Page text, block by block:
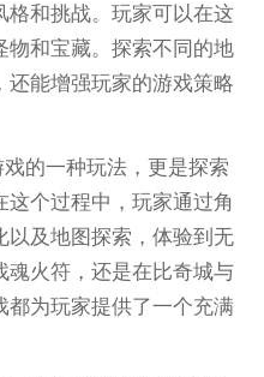
格和挑战。玩家可以在这
物和宝藏。探索不同的地
还能增强玩家的游戏策略
的一种玩法，更是探索
个过程中，玩家通过角
以及地图探索，体验到无
魂火符，还是在比奇城与
为玩家提供了一个充满